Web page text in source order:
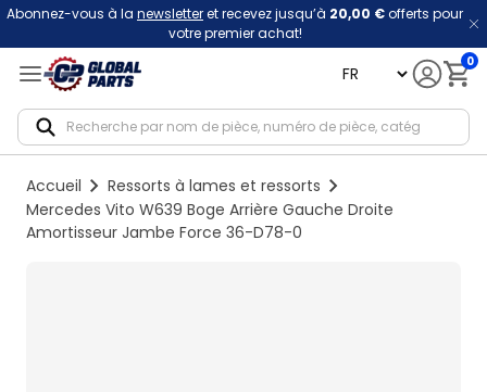
Abonnez-vous à la newsletteret recevez jusqu’à 20,00 €offerts pour
votre premier achat!
language 0
Accueil
Ressorts à lames et ressorts
Mercedes Vito W639 Boge Arrière Gauche Droite
Amortisseur Jambe Force 36-D78-0